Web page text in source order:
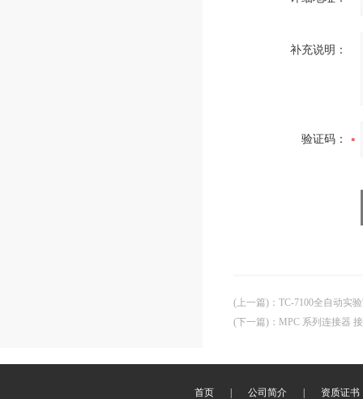
补充说明：
验证码：
(上一篇) ： TC-7100全自动实
(下一篇) ： MPC 系列连接器
首页 公司简介 资质证书